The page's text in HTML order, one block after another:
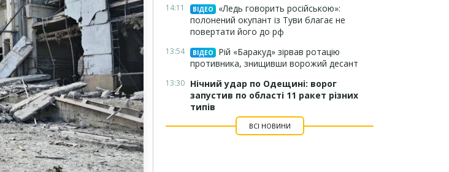
14:11 ВІДЕО
«Ледь говорить російською»:
полонений окупант із Туви благає не
повертати його до рф
13:54 ВІДЕО
Рій «Баракуд» зірвав ротацію
противника, знищивши ворожий десант
13:30 Нічний удар по Одещині: ворог
запустив по області 11 ракет різних
типів
ВСІ НОВИНИ